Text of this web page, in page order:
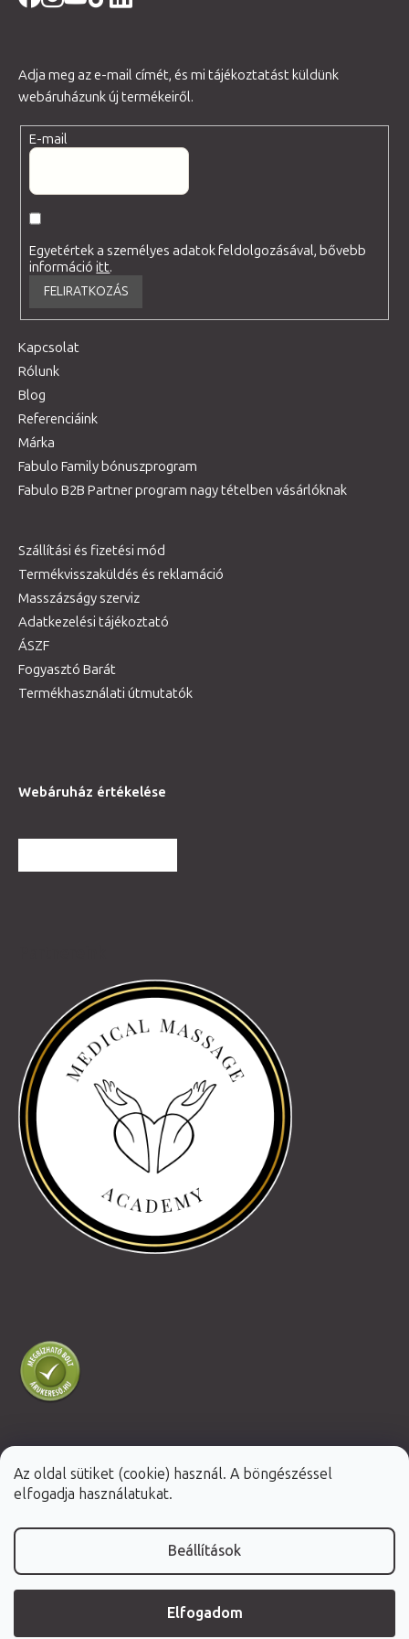
Az oldal sütiket (cookie) használ. A böngészéssel
elfogadja használatukat.
Beállítások
Elfogadom
Adja meg az e-mail címét, és mi tájékoztatást küldünk
webáruházunk új termékeiről.
E-mail
Egyetértek a személyes adatok feldolgozásával, bővebb
információitt.
FELIRATKOZÁS
Kapcsolat
Rólunk
Blog
Referenciáink
Márka
Fabulo Family bónuszprogram
Fabulo B2B Partner program nagy tételben vásárlóknak
Szállítási és fizetési mód
Termékvisszaküldés és reklamáció
Masszázságy szerviz
Adatkezelési tájékoztató
ÁSZF
Fogyasztó Barát
Termékhasználati útmutatók
Webáruház értékelése
Shoptet Premium készítette